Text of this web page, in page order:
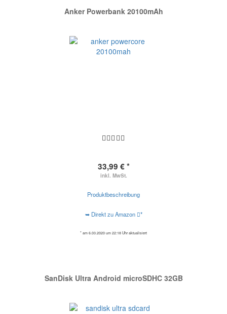
Anker Powerbank 20100mAh
33,99 € *
inkl. MwSt.
Produktbeschreibung
➥ Direkt zu Amazon *
* am 6.03.2020 um 22:18 Uhr aktualisiert
SanDisk Ultra Android microSDHC 32GB